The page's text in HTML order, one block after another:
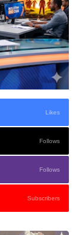
Likes
Follows
Follows
Subscribers